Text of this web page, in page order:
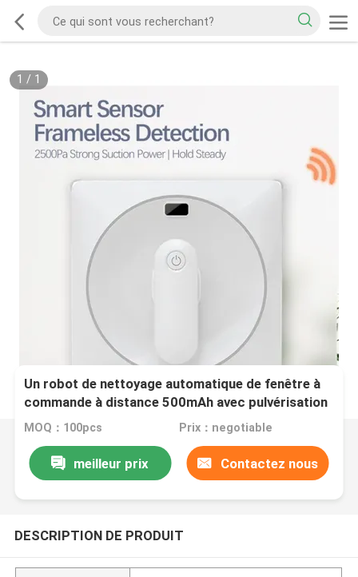
1 / 1
Un robot de nettoyage automatique de fenêtre à
commande à distance 500mAh avec pulvérisation
d'eau
MOQ：100pcs Prix：negotiable
meilleur prix Contactez nous
DESCRIPTION DE PRODUIT